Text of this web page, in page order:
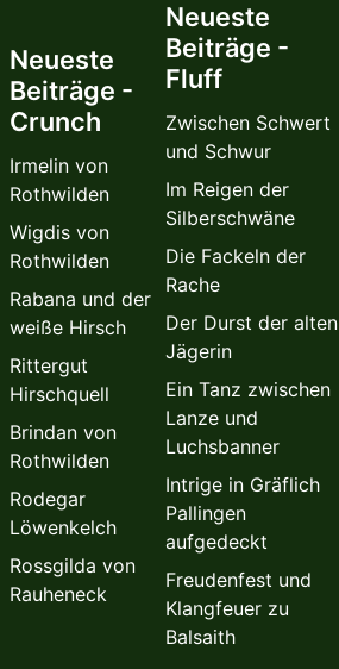
Neueste
Beiträge -
Crunch
Irmelin von
Rothwilden
Wigdis von
Rothwilden
Rabana und der
weiße Hirsch
Rittergut
Hirschquell
Brindan von
Rothwilden
Rodegar
Löwenkelch
Rossgilda von
Rauheneck
Neueste
Beiträge -
Fluff
Zwischen Schwert
und Schwur
Im Reigen der
Silberschwäne
Die Fackeln der
Rache
Der Durst der alten
Jägerin
Ein Tanz zwischen
Lanze und
Luchsbanner
Intrige in Gräflich
Pallingen
aufgedeckt
Freudenfest und
Klangfeuer zu
Balsaith